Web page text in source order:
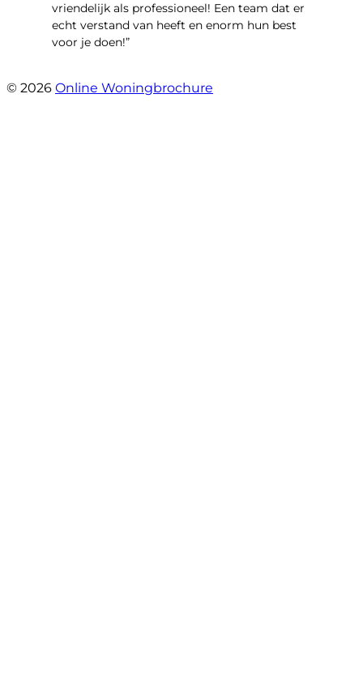
vriendelijk als professioneel! Een team dat er
echt verstand van heeft en enorm hun best
voor je doen!”
© 2026 Online Woningbrochure